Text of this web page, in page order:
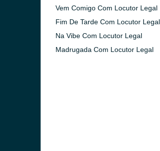
Vem Comigo Com Locutor Legal
Fim De Tarde Com Locutor Legal
Na Vibe Com Locutor Legal
Madrugada Com Locutor Legal